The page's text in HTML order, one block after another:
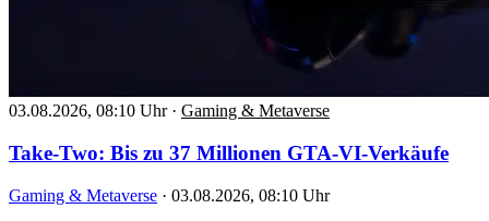
03.08.2026, 08:10 Uhr · Gaming & Metaverse
Take-Two: Bis zu 37 Millionen GTA-VI-Verkäufe
Gaming & Metaverse · 03.08.2026, 08:10 Uhr